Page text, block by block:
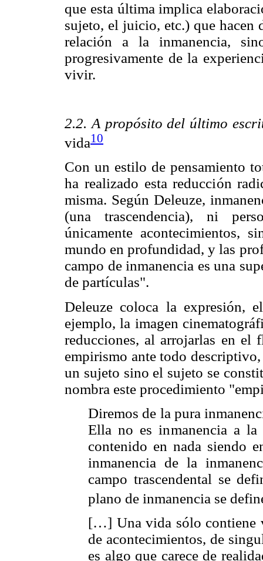
que esta última implica
sujeto, el juicio, etc.) que hacen
relación a la inmanencia,
progresivamente de la
vivir.
2.2. A propósito del último
vida10
Con un estilo de pensamiento
ha realizado esta reducción
misma. Según Deleuze,
(una trascendencia), ni
únicamente acontecimientos,
mundo en profundidad, y las
campo de inmanencia es una
de partículas".
Deleuze coloca la expresión,
ejemplo, la imagen
reducciones, al arrojarlas en
empirismo ante todo
un sujeto sino el sujeto se
nombra este procedimiento
Diremos de la pura
Ella no es inmanencia a
contenido en nada siendo
inmanencia de la
campo trascendental se
plano de inmanencia se
[…] Una vida sólo contiene
de acontecimientos, de
es algo que carece de